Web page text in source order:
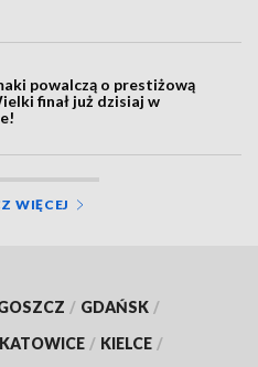
powalczą o prestiżową
finał już dzisiaj w
WIĘCEJ
/ GDAŃSK /
KATOWICE / KIELCE /